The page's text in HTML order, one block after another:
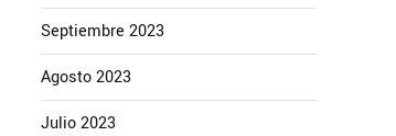
Septiembre 2023
Agosto 2023
Julio 2023